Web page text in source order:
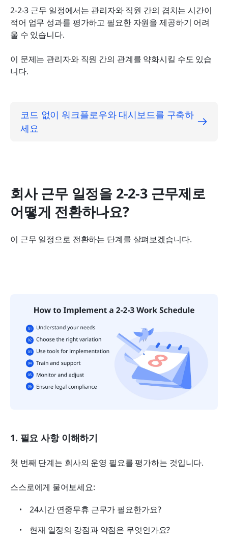
2-2-3 근무 일정에서는 관리자와 직원 간의 겹치는 시간이
적어 업무 성과를 평가하고 필요한 자원을 제공하기 어려
울 수 있습니다.
이 문제는 관리자와 직원 간의 관계를 약화시킬 수도 있습
니다.
코드 없이 워크플로우와 대시보드를 구축하
세요
회사 근무 일정을 2-2-3 근무제로
어떻게 전환하나요?
이 근무 일정으로 전환하는 단계를 살펴보겠습니다.
1. 필요 사항 이해하기
첫 번째 단계는 회사의 운영 필요를 평가하는 것입니다.
스스로에게 물어보세요:
24시간 연중무휴 근무가 필요한가요?
현재 일정의 강점과 약점은 무엇인가요?